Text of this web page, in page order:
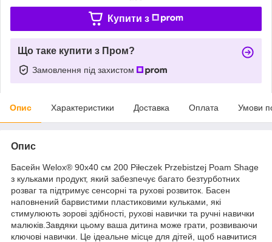
Купити з
Що таке купити з Пром?
Замовлення під захистом
Опис Характеристики Доставка Оплата Умови
Опис
Басейн Welox® 90х40 см 200 Piłeczek Przebistzej Poam Shage
з кульками продукт, який забезпечує багато безтурботних
розваг та підтримує сенсорні та рухові розвиток. Басен
наповнений барвистими пластиковими кульками, які
стимулюють зорові здібності, рухові навички та ручні навички
малюків.Завдяки цьому ваша дитина може грати, розвиваючи
ключові навички. Це ідеальне місце для дітей, щоб навчитися